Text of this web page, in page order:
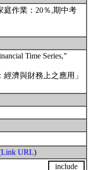
庭作業：20％,期中考
Time Series,”
濟與財務上之應用」
Link URL)
include